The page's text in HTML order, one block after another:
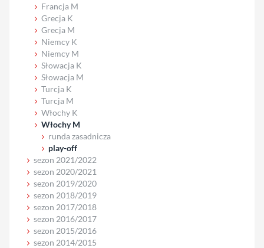
Francja M
Grecja K
Grecja M
Niemcy K
Niemcy M
Słowacja K
Słowacja M
Turcja K
Turcja M
Włochy K
Włochy M
runda zasadnicza
play-off
sezon 2021/2022
sezon 2020/2021
sezon 2019/2020
sezon 2018/2019
sezon 2017/2018
sezon 2016/2017
sezon 2015/2016
sezon 2014/2015